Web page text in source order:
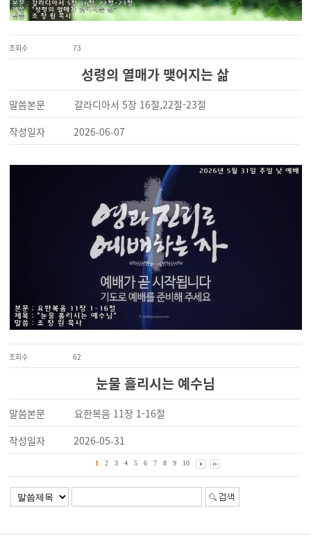
조회수 73
성령의 열매가 맺어지는 삶
말씀본문
갈라디아서 5장 16절,22절-23절
작성일자
2026-06-07
조회수 62
눈물 흘리시는 예수님
말씀본문
요한복음 11장 1-16절
작성일자
2026-05-31
1 2 3 4 5 6 7 8 9 10